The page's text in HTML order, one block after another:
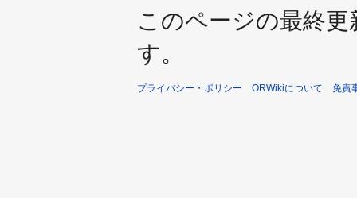
このページの最終
す。
プライバシー・ポリシー ORWikiについて 免責